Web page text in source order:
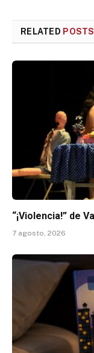
RELATED POSTS
“¡Violencia!” de
7 agosto, 2026